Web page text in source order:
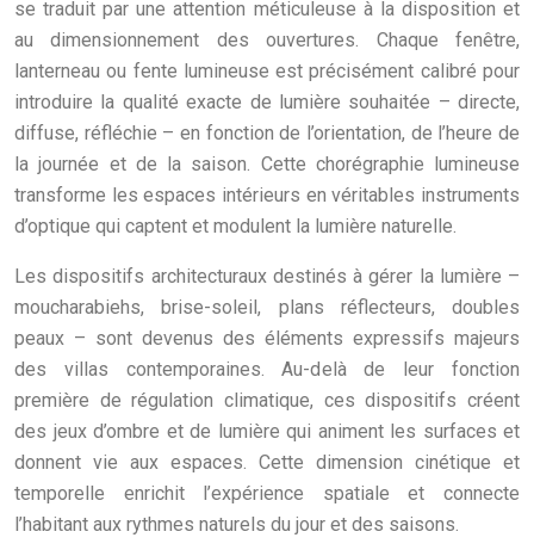
se traduit par une attention méticuleuse à la disposition et
au dimensionnement des ouvertures. Chaque fenêtre,
lanterneau ou fente lumineuse est précisément calibré pour
introduire la qualité exacte de lumière souhaitée – directe,
diffuse, réfléchie – en fonction de l’orientation, de l’heure de
la journée et de la saison. Cette chorégraphie lumineuse
transforme les espaces intérieurs en véritables instruments
d’optique qui captent et modulent la lumière naturelle.
Les dispositifs architecturaux destinés à gérer la lumière –
moucharabiehs, brise-soleil, plans réflecteurs, doubles
peaux – sont devenus des éléments expressifs majeurs
des villas contemporaines. Au-delà de leur fonction
première de régulation climatique, ces dispositifs créent
des jeux d’ombre et de lumière qui animent les surfaces et
donnent vie aux espaces. Cette dimension cinétique et
temporelle enrichit l’expérience spatiale et connecte
l’habitant aux rythmes naturels du jour et des saisons.